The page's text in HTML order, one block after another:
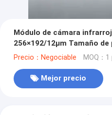
Módulo de cámara
256×192/12μm Tamaño
consumo
Precio：Negociable MOQ：
Mejor precio